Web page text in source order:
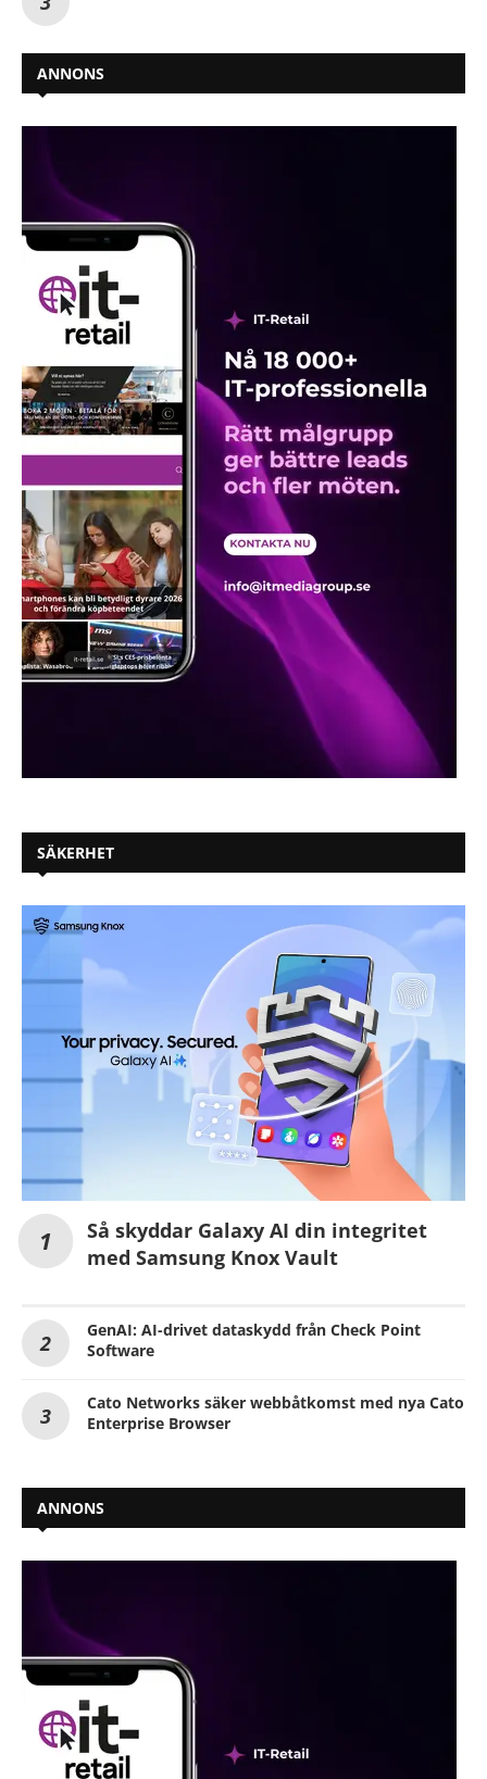
ANNONS
SÄKERHET
Så skyddar Galaxy AI din integritet
med Samsung Knox Vault
GenAI: AI-drivet dataskydd från Check Point
Software
Cato Networks säker webbåtkomst med nya Cato
Enterprise Browser
ANNONS